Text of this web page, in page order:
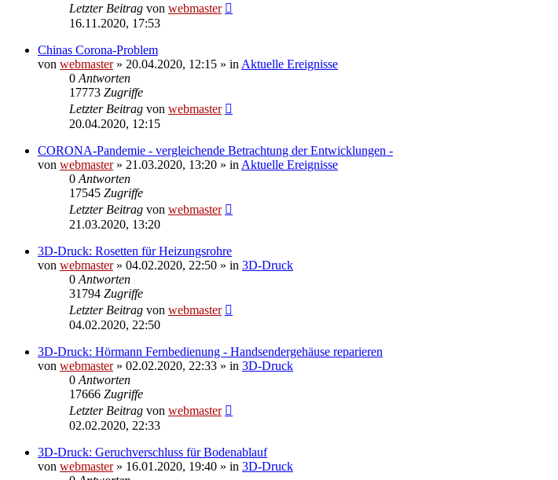
Letzter Beitrag von webmaster
16.11.2020, 17:53
Chinas Corona-Problem
von webmaster» 20.04.2020, 12:15 » in Aktuelle Ereignisse
0 Antworten
17773 Zugriffe
Letzter Beitrag von webmaster
20.04.2020, 12:15
CORONA-Pandemie - vergleichende Betrachtung der Entwicklungen -
von webmaster» 21.03.2020, 13:20 » in Aktuelle Ereignisse
0 Antworten
17545 Zugriffe
Letzter Beitrag von webmaster
21.03.2020, 13:20
3D-Druck: Rosetten für Heizungsrohre
von webmaster» 04.02.2020, 22:50 » in 3D-Druck
0 Antworten
31794 Zugriffe
Letzter Beitrag von webmaster
04.02.2020, 22:50
3D-Druck: Hörmann Fernbedienung - Handsendergehäuse reparieren
von webmaster» 02.02.2020, 22:33 » in 3D-Druck
0 Antworten
17666 Zugriffe
Letzter Beitrag von webmaster
02.02.2020, 22:33
3D-Druck: Geruchverschluss für Bodenablauf
von webmaster» 16.01.2020, 19:40 » in 3D-Druck